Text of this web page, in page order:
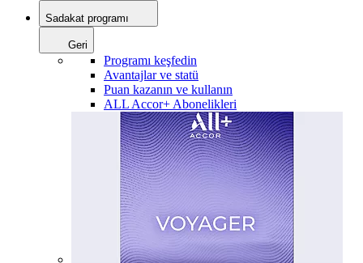
Sadakat programı
Geri
Programı keşfedin
Avantajlar ve statü
Puan kazanın ve kullanın
ALL Accor+ Abonelikleri